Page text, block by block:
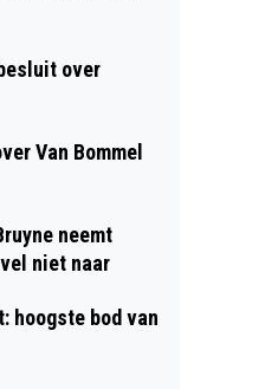
over
Van Bommel
neemt
niet naar
hoogste bod van